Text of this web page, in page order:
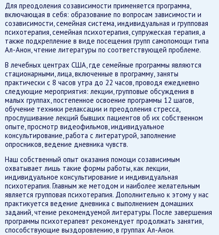
Для преодоления созависимости применяется программа,
включающая в себя: образование по вопросам зависимости и
созависимости, семейная система, индивидуальная и групповая
психотерапия, семейная психотерапия, супружеская терапия, а
также подкрепление в виде посещения групп самопомощи типа
Ал-Анон, чтение литературы по соответствующей проблеме.
В лечебных центрах США, где семейные программы являются
стационарными, лица, включенные в программу, заняты
практически с 8 часов утра до 22 часов, проводя ежедневно
следующие мероприятия: лекции, групповые обсуждения в
малых группах, постепенное освоение программы 12 шагов,
обучение техники релаксации и преодоления стресса,
прослушивание лекций бывших пациентов об их собственном
опыте, просмотр видеофильмов, индивидуальное
консультирование, работа с литературой, заполнение
опросников, ведение дневника чувств.
Наш собственный опыт оказания помощи созависимым
охватывает лишь такие формы работы, как лекции,
индивидуальное консультирование и индивидуальная
психотерапия. Главным же методом и наиболее желательным
является групповая психотерапия. Дополнительно к этому у нас
практикуется ведение дневника с выполнением домашних
заданий, чтение рекомендуемой литературы. После завершения
программы психотерапевт рекомендует продолжать занятия,
способствующие выздоровлению, в группах Ал-Анон.